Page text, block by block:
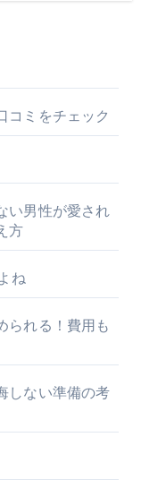
コミをチェック
い男性が愛され
方
ね
られる！費用も
しない準備の考